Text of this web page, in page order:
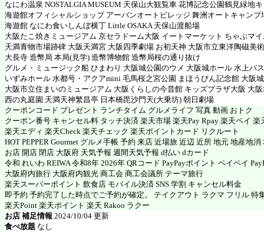
なにわ温泉 NOSTALGIA MUSEUM 天保山大観覧車 花博記念公園鶴見緑地
海遊館オフィシャルショップ アーバンオートビレッジ 舞洲オートキャン
海遊館 なにわ食いしんぼ横丁 Little OSAKA 天保山渡船場
大阪たこ焼きミュージアム 京セラドーム大阪 イートマーケット ちゃぶマ
天満青物市場跡碑 大阪天満宮 大阪四季劇場 お初天神 大阪市立東洋陶磁美
大長寺 造幣局 本局(見学) 造幣博物館 造幣局桜の通り抜け
グルメ・ミュージック船 ひまわり 大阪城公園のウメ 大阪城ホール 水上バ
いずみホール 水都号・アクアmini 毛馬桜之宮公園 まほうびん記念館 大阪
大阪市立住まいのミュージアム 大阪くらしの今昔館 キッズプラザ大阪 大
西の丸庭園 天満天神繁昌亭 日本橋毘沙門天(大乗坊) 朝日劇場
クーポンコード プレゼント ランチタイム グルメライフ 写真 動画 おトク
クーポン番号 キャンセル料 タッチ決済 楽天市場 楽天Pay Rpay 楽天ペイ 楽
楽天エディ 楽天Check 楽天チェック 楽天ポイントカード リクルート
HOT PEPPER Gourmet グルメ手帳 予約 来店 近場旅 近辺 近所 地元 地産地
お店 開店 閉店 大阪府 天気予報 週間天気予報 d払い dカード
令和 れいわ REIWA 令和8年 2026年 QRコード PayPayポイント ペイペイ
大阪府内旅行 大阪府内観光 商工会 商工会議所 テーマ旅行
楽天スーパーポイント 飲食店 モバイル決済 SNS 学割 キャンセル料金
即予約 予約完了した時点でご予約が確定。 テイクアウト ラクマ フリル 特
楽天Point 楽天ポイント 楽天 Rakoo ラクー
お店 補足情報 2024/10/04 更新
食べ放題 なし